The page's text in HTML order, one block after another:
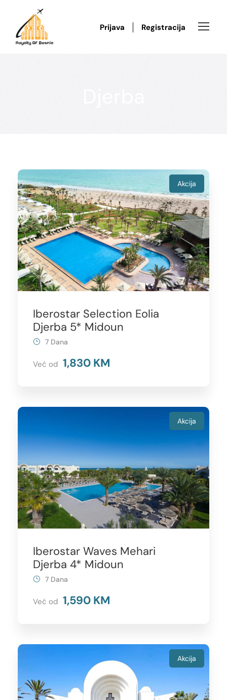
Prijava Registracija
Akcija
Iberostar Selection Eolia
Djerba 5* Midoun
Već od 1,830 KM
7 Dana
Akcija
Iberostar Waves Mehari
Djerba 4* Midoun
Već od 1,590 KM
7 Dana
Akcija